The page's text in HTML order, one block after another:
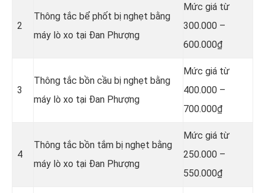
2
Thông tắc bể phốt bị nghẹt bằng
máy lò xo tại Đan Phượng
Mức giá từ
300.000 –
600.000₫
3
Thông tắc bồn cầu bị nghẹt bằng
máy lò xo tại Đan Phượng
Mức giá từ
400.000 –
700.000₫
4
Thông tắc bồn tắm bị nghẹt bằng
máy lò xo tại Đan Phượng
Mức giá từ
250.000 –
550.000₫